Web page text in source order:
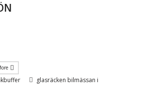
glasräcken bilmässan i